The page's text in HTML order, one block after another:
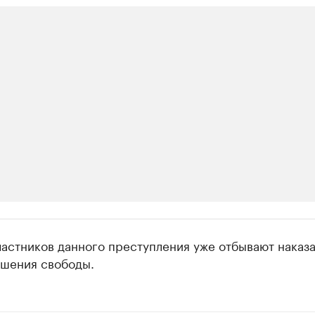
организации в нефтегазовой
данного преступления уже отбывают
свободы.